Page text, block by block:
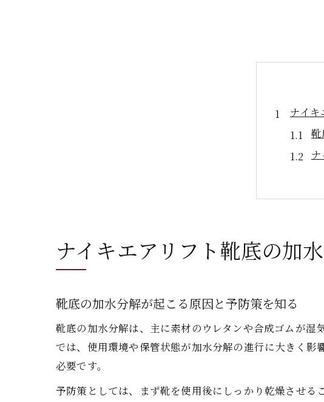
ナイ
靴修
靴
ナイキエアリフト靴底の加
靴底の加水分解が起こる原因と予防策を知る
靴底の加水分解は、主に素材のウレタンや合成ゴムが
では、使用環境や保管状態が加水分解の進行に大きく
必要です。
予防策としては、まず靴を使用後にしっかり乾燥させ